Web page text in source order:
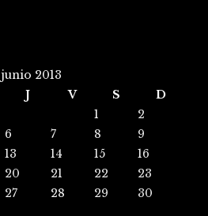
junio 2013
J V S
D
1
2
6 7 8
9
13 14 15
16
20 21 22
23
27 28 29 30